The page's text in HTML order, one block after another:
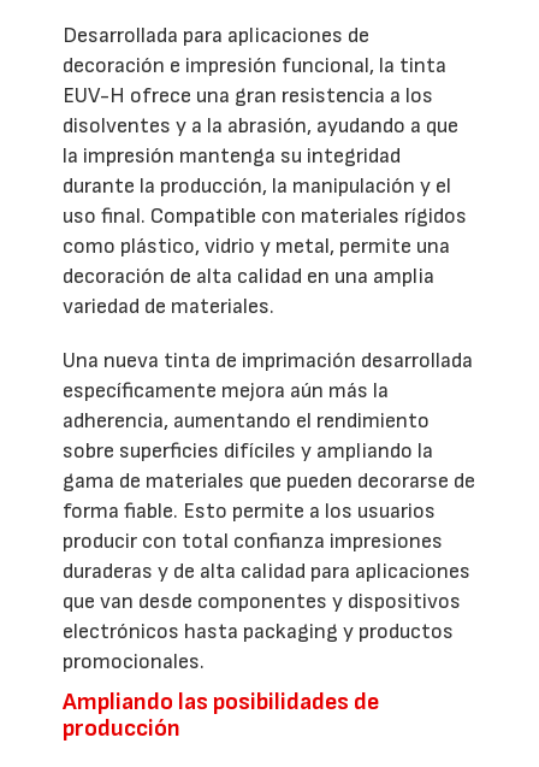
Desarrollada para aplicaciones de
decoración e impresión funcional, la tinta
EUV-H ofrece una gran resistencia a los
disolventes y a la abrasión, ayudando a que
la impresión mantenga su integridad
durante la producción, la manipulación y el
uso final. Compatible con materiales rígidos
como plástico, vidrio y metal, permite una
decoración de alta calidad en una amplia
variedad de materiales.
Una nueva tinta de imprimación desarrollada
específicamente mejora aún más la
adherencia, aumentando el rendimiento
sobre superficies difíciles y ampliando la
gama de materiales que pueden decorarse de
forma fiable. Esto permite a los usuarios
producir con total confianza impresiones
duraderas y de alta calidad para aplicaciones
que van desde componentes y dispositivos
electrónicos hasta packaging y productos
promocionales.
Ampliando las posibilidades de
producción